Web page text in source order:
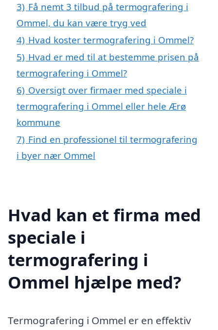
3) Få nemt 3 tilbud på termografering i
Ommel, du kan være tryg ved
4) Hvad koster termografering i Ommel?
5) Hvad er med til at bestemme prisen på
termografering i Ommel?
6) Oversigt over firmaer med speciale i
termografering i Ommel eller hele Ærø
kommune
7) Find en professionel til termografering
i byer nær Ommel
Hvad kan et firma med
speciale i
termografering i
Ommel hjælpe med?
Termografering i Ommel er en effektiv